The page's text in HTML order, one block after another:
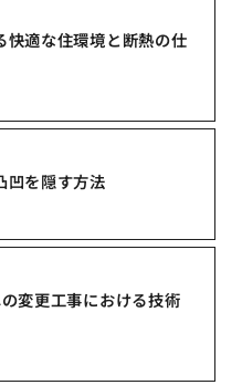
快適な住環境と断熱の仕
凹を隠す方法
変更工事における技術